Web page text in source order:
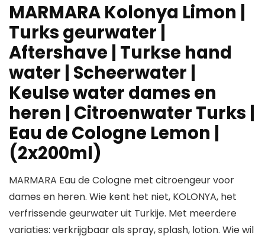
MARMARA Kolonya Limon |
Turks geurwater |
Aftershave | Turkse hand
water | Scheerwater |
Keulse water dames en
heren | Citroenwater Turks |
Eau de Cologne Lemon |
(2x200ml)
MARMARA Eau de Cologne met citroengeur voor
dames en heren. Wie kent het niet, KOLONYA, het
verfrissende geurwater uit Turkije. Met meerdere
variaties: verkrijgbaar als spray, splash, lotion. Wie wil